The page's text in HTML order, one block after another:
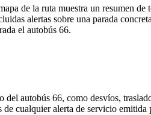
de la ruta muestra un resumen
alertas sobre una parada
el autobús 66.
autobús 66, como desvíos,
cualquier alerta de servicio